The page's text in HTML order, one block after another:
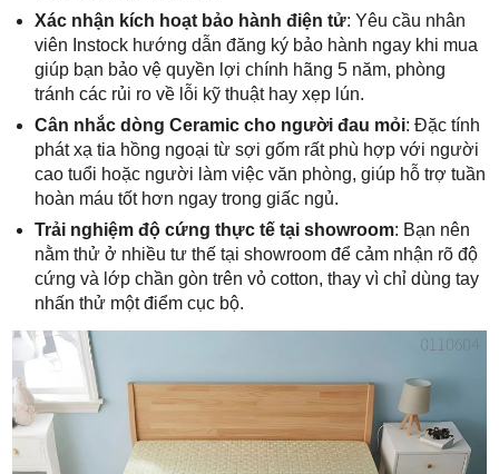
Xác nhận kích hoạt bảo hành điện tử: Yêu cầu nhân
viên Instock hướng dẫn đăng ký bảo hành ngay khi mua
giúp bạn bảo vệ quyền lợi chính hãng 5 năm, phòng
tránh các rủi ro về lỗi kỹ thuật hay xẹp lún.
Cân nhắc dòng Ceramic cho người đau mỏi: Đặc tính
phát xạ tia hồng ngoại từ sợi gốm rất phù hợp với người
cao tuổi hoặc người làm việc văn phòng, giúp hỗ trợ tuần
hoàn máu tốt hơn ngay trong giấc ngủ.
Trải nghiệm độ cứng thực tế tại showroom: Bạn nên
nằm thử ở nhiều tư thế tại showroom để cảm nhận rõ độ
cứng và lớp chần gòn trên vỏ cotton, thay vì chỉ dùng tay
nhấn thử một điểm cục bộ.